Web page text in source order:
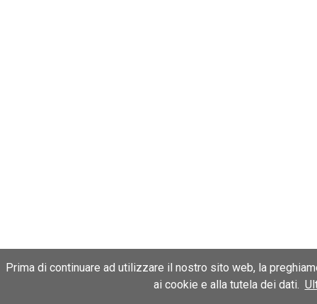
Prima di continuare ad utilizzare il nostro sito web, la
ai cookie e alla tutela dei dati.